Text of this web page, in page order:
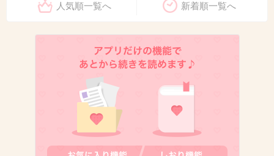
ちょっと切ない感じの事件…
何の話か忘れたけど堂本版のジェイソンが出て
くる回は強烈だったせいか覚えてる
+153
人気順一覧へ 新着順一覧へ